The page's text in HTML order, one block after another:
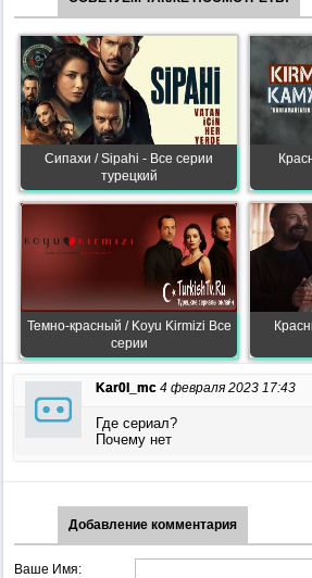
Сипахи / Sipahi - Все серии
турецкий
Темно-красный / Koyu Kirmizi Все
серии
Kar0l_mc 4 февраля 2023 17:43
Где сериал?
Почему нет
Добавление комментария
Ваше Имя: